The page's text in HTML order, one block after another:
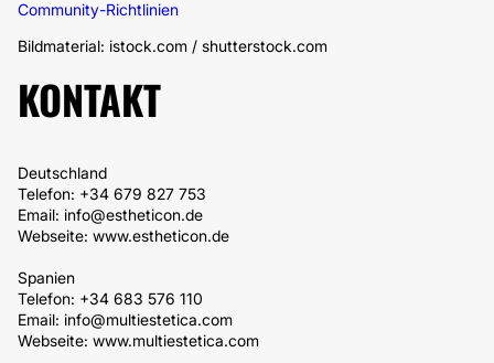
Community-Richtlinien
Bildmaterial: istock.com / shutterstock.com
KONTAKT
Deutschland
Telefon: +34 679 827 753
Email: info@estheticon.de
Webseite: www.estheticon.de
Spanien
Telefon: +34 683 576 110
Email: info@multiestetica.com
Webseite: www.multiestetica.com